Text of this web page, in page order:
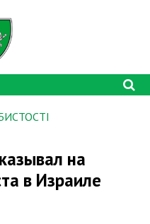
на
в Израиле